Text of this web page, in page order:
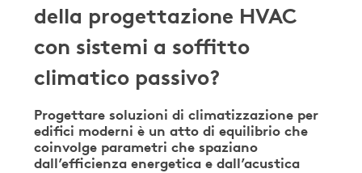
della progettazione HVAC
con sistemi a soffitto
climatico passivo?
Progettare soluzioni di climatizzazione per
edifici moderni è un atto di equilibrio che
coinvolge parametri che spaziano
dall’efficienza energetica e dall’acustica